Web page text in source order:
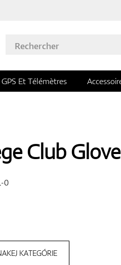
GPS Et Télémètres
Club
0
KATEGÓRIE